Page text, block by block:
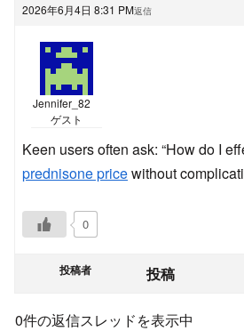
2026年6月4日 8:31 PM返信
Jennifer_82
ゲスト
Keen users often ask: “How do I
prednisone pricewithout
0
投稿者 投稿
0件の返信スレッドを表示中